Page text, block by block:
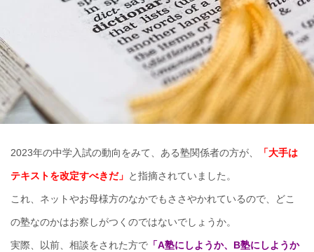
2023年の中学入試の動向をみて、ある塾関係者の方が、 「大手は
テキストを改定すべきだ」 と指摘されていました。
これ、ネットやお母様方のなかでもささやかれているので、どこ
の塾なのかはお察しがつくのではないでしょうか。
実際、以前、相談をされた方で 「A塾にしようか、B塾にしようか